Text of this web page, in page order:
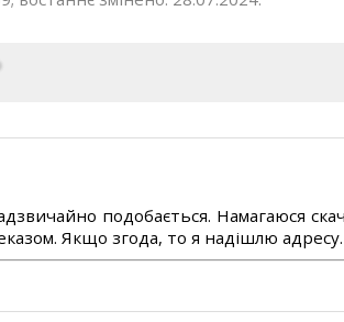
подобається. Намагаюся
Якщо згода, то я надішлю адресу.